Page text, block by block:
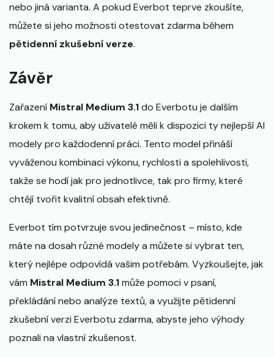
nebo jiná varianta. A pokud Everbot teprve zkoušíte,
můžete si jeho možnosti otestovat zdarma během
pětidenní zkušební verze.
Závěr
Zařazení Mistral Medium 3.1do Everbotu je dalším
krokem k tomu, aby uživatelé měli k dispozici ty nejlepší AI
modely pro každodenní práci. Tento model přináší
vyváženou kombinaci výkonu, rychlosti a spolehlivosti,
takže se hodí jak pro jednotlivce, tak pro firmy, které
chtějí tvořit kvalitní obsah efektivně.
Everbot tím potvrzuje svou jedinečnost – místo, kde
máte na dosah různé modely a můžete si vybrat ten,
který nejlépe odpovídá vašim potřebám. Vyzkoušejte, jak
vám Mistral Medium 3.1může pomoci v psaní,
překládání nebo analýze textů, a využijte pětidenní
zkušební verzi Everbotu zdarma, abyste jeho výhody
poznali na vlastní zkušenost.